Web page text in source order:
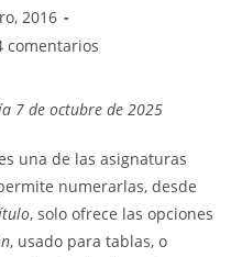
2016
comentarios
7 de octubre de 2025
una de las asignaturas
numerarlas, desde
, solo ofrece las opciones
, usado para tablas, o